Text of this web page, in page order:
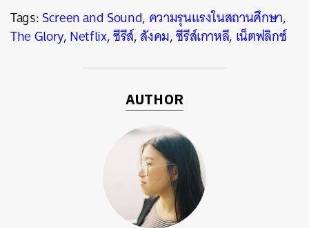
Tags:Screen and Sound, ความรุนแรงในสถานศึกษา,
The Glory,Netflix,ซีรีส์,สังคม,ซีรีส์เกาหลี, เน็ตฟลิกซ์
AUTHOR